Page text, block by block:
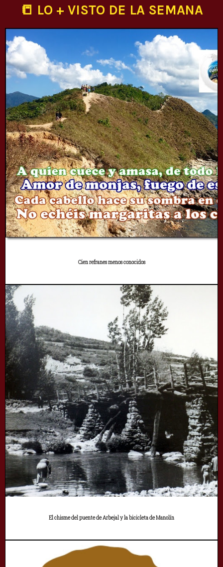
📒 LO + VISTO DE LA SEMANA
Cien refranes menos conocidos
El chisme del puente de Arbejal y la bicicleta de Manolín